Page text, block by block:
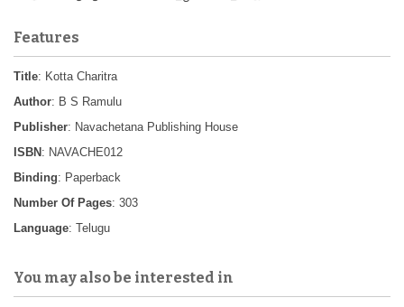
Features
Title: Kotta Charitra
Author: B S Ramulu
Publisher: Navachetana Publishing House
ISBN : NAVACHE012
Binding: Paperback
Number Of Pages: 303
Language: Telugu
You may also be interested in